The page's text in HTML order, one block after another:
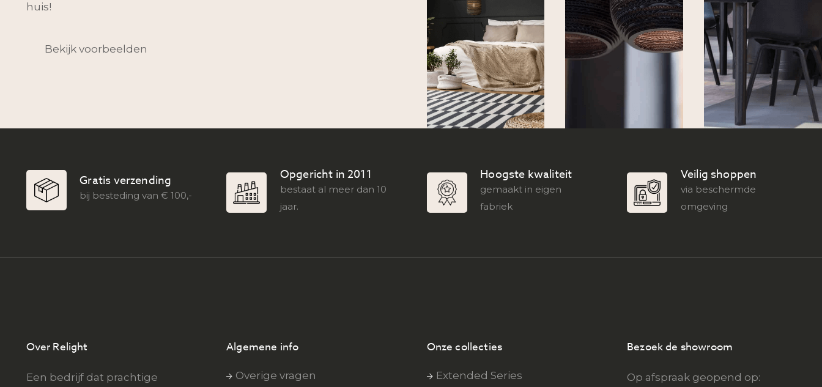
huis!
Bekijk voorbeelden
Gratis verzending
bij besteding van € 100,-
Opgericht in 2011
bestaat al meer dan 10
jaar.
Hoogste kwaliteit
gemaakt in eigen
fabriek
Veilig shoppen
via beschermde
omgeving
Over Relight
Een bedrijf dat prachtige
Algemene info
Overige vragen
Onze collecties
Extended Series
Bezoek de showroom
Op afspraak geopend op: